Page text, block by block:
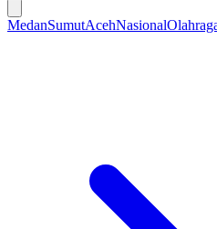
MedanSumutAcehNasional